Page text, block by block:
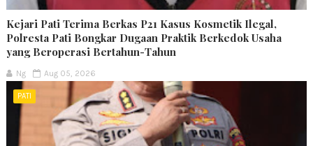
Kejari Pati Terima Berkas P21 Kasus Kosmetik Ilegal,
Polresta Pati Bongkar Dugaan Praktik Berkedok Usaha
yang Beroperasi Bertahun-Tahun
Ng Aug 05, 2026
PATI